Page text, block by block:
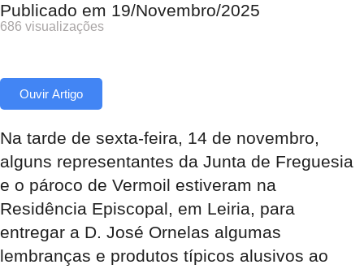
Publicado em 19/Novembro/2025
686 visualizações
Ouvir Artigo
Na tarde de sexta-feira, 14 de novembro,
alguns representantes da Junta de Freguesia
e o pároco de Vermoil estiveram na
Residência Episcopal, em Leiria, para
entregar a D. José Ornelas algumas
lembranças e produtos típicos alusivos ao